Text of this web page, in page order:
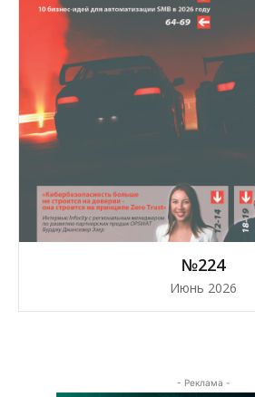
№224
Июнь 2026
- Реклама -